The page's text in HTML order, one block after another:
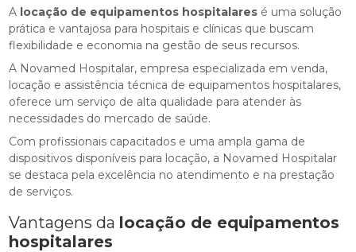
A locação de equipamentos hospitalares é uma solução
prática e vantajosa para hospitais e clínicas que buscam
flexibilidade e economia na gestão de seus recursos.
A Novamed Hospitalar, empresa especializada em venda,
locação e assistência técnica de equipamentos hospitalares,
oferece um serviço de alta qualidade para atender às
necessidades do mercado de saúde.
Com profissionais capacitados e uma ampla gama de
dispositivos disponíveis para locação, a Novamed Hospitalar
se destaca pela excelência no atendimento e na prestação
de serviços.
Vantagens da locação de equipamentos
hospitalares